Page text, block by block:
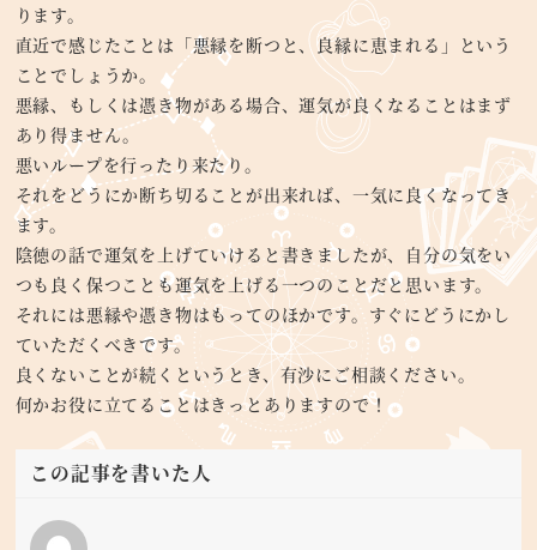
ります。
直近で感じたことは「悪縁を断つと、良縁に恵まれる」という
ことでしょうか。
悪縁、もしくは憑き物がある場合、運気が良くなることはまず
あり得ません。
悪いループを行ったり来たり。
それをどうにか断ち切ることが出来れば、一気に良くなってき
ます。
陰徳の話で運気を上げていけると書きましたが、自分の気をい
つも良く保つことも運気を上げる一つのことだと思います。
それには悪縁や憑き物はもってのほかです。すぐにどうにかし
ていただくべきです。
良くないことが続くというとき、有沙にご相談ください。
何かお役に立てることはきっとありますので！
この記事を書いた人